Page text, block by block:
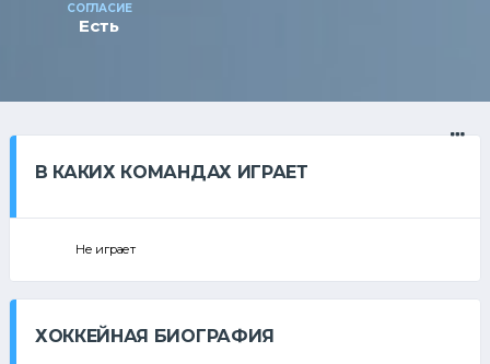
СОГЛАСИЕ
Есть
В КАКИХ КОМАНДАХ ИГРАЕТ
Не играет
ХОККЕЙНАЯ БИОГРАФИЯ